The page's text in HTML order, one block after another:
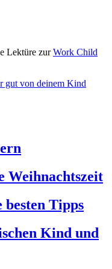
Lektüre zurWork Child
gut von deinem Kind
Weihnachtszeit
Tipps
Kind und